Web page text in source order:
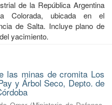
de la República Argentina
Colorada, ubicada en el
de Salta. Incluye plano de
yacimiento.
las minas de cromita Los
y Árbol Seco, Depto. de